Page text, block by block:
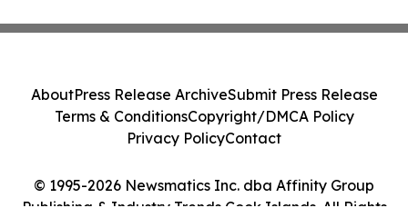
© 1995-2026 Newsmatics Inc. dba Affinity Group
AboutPress Release ArchiveSubmit Press Release
Terms & ConditionsCopyright/DMCA Policy
Privacy PolicyContact